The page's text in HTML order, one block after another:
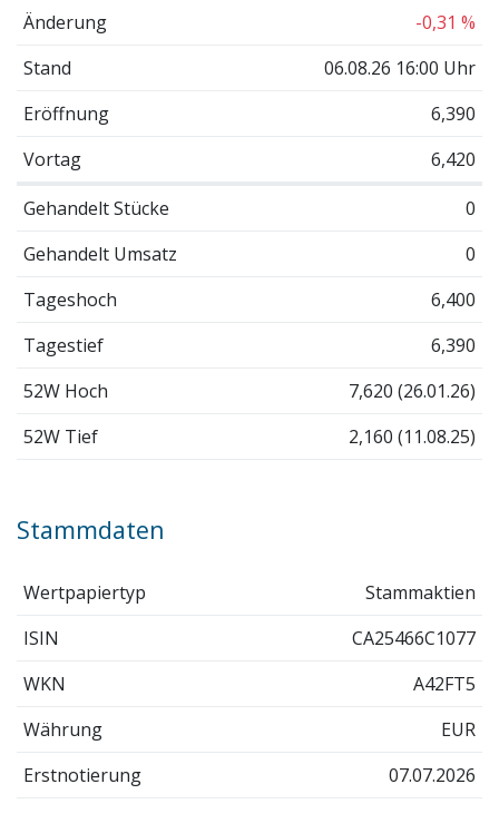
Änderung
-0,31 %
Stand
06.08.26 16:00 Uhr
Eröffnung
6,390
Vortag
6,420
Gehandelt Stücke
0
Gehandelt Umsatz
0
Tageshoch
6,400
Tagestief
6,390
52W Hoch
7,620 (26.01.26)
52W Tief
2,160 (11.08.25)
Stammdaten
Wertpapiertyp
Stammaktien
ISIN
CA25466C1077
WKN
A42FT5
Währung
EUR
Erstnotierung
07.07.2026